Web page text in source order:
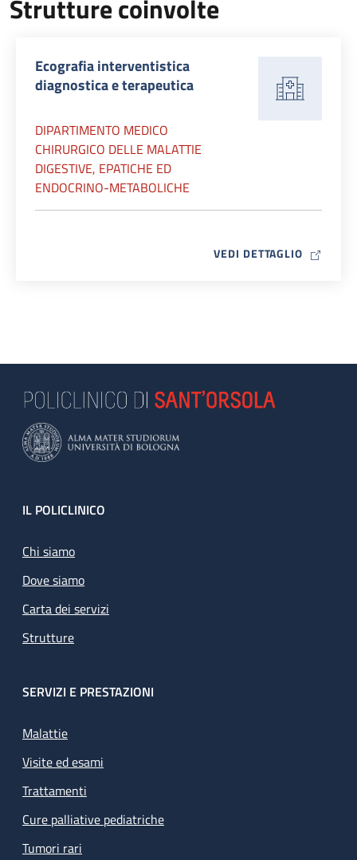
Strutture coinvolte
Ecografia interventistica
diagnostica e terapeutica
DIPARTIMENTO MEDICO
CHIRURGICO DELLE MALATTIE
DIGESTIVE, EPATICHE ED
ENDOCRINO-METABOLICHE
VEDI DETTAGLIO MAP ICON
Footer
IL POLICLINICO
Chi siamo
Dove siamo
Carta dei servizi
Strutture
SERVIZI E PRESTAZIONI
Malattie
Visite ed esami
Trattamenti
Cure palliative pediatriche
Tumori rari